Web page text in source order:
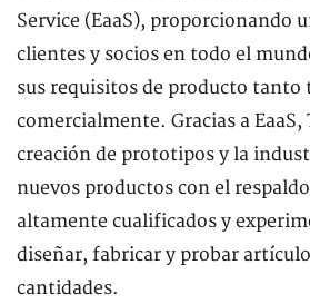
Service (EaaS), proporcionando
clientes y socios en todo el
sus requisitos de producto tanto
comercialmente. Gracias a
creación de prototipos y la
nuevos productos con el
altamente cualificados y
diseñar, fabricar y probar
cantidades.